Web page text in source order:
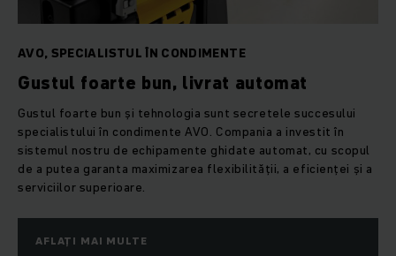
AVO, SPECIALISTUL ÎN CONDIMENTE
Gustul foarte bun, livrat automat
Gustul foarte bun și tehnologia sunt secretele succesului
specialistului în condimente AVO. Compania a investit în
sistemul nostru de echipamente ghidate automat, cu scopul
de a putea garanta maximizarea flexibilității, a eficienței și a
serviciilor superioare.
AFLAȚI MAI MULTE